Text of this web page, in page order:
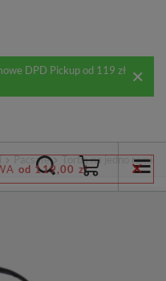
DPD Pickup od 119 zł
od 119,00 zł
Pacsafe Torba na jedno ramię